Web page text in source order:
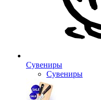
Сувениры
Сувениры